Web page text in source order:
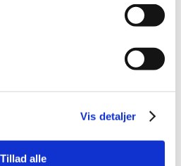
Vis detaljer
Tillad alle
SPZ2650REDPOWER
-30°C to +100°C